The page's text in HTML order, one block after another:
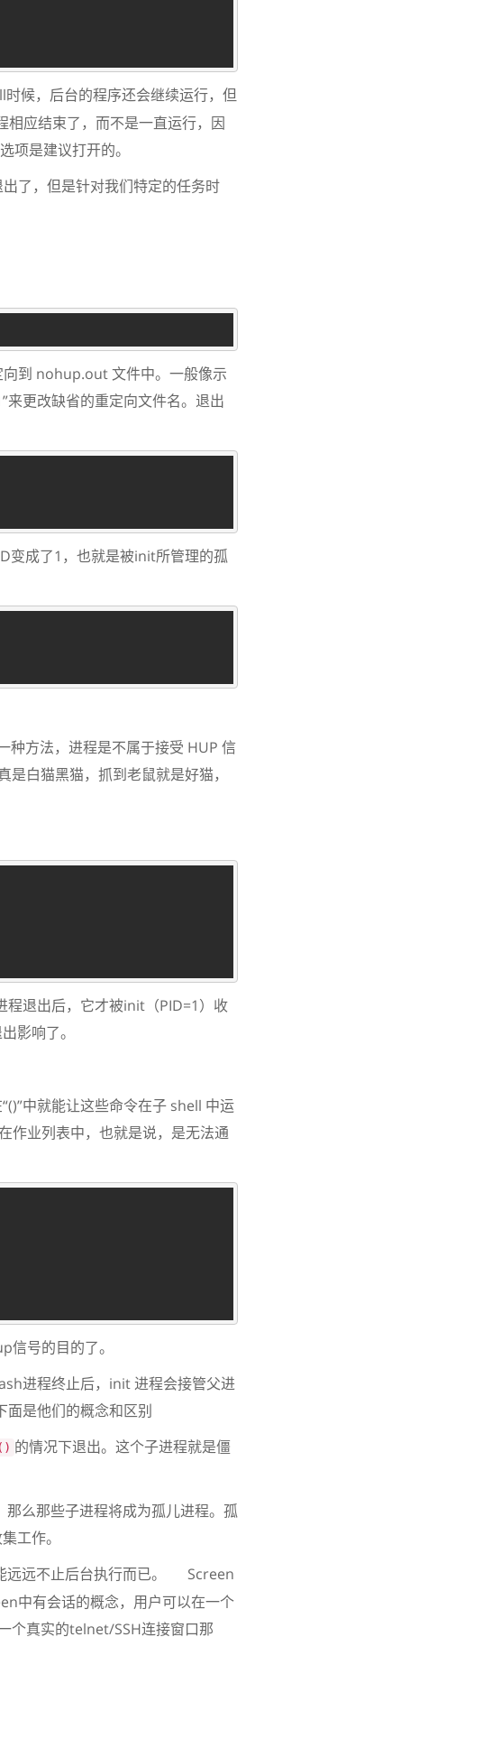
候，后台的程序还会继续运行，但
应结束了，而不是一直运行，因
项是建议打开的。
了，但是针对我们特定的任务时
到 nohup.out 文件中。一般像示
来更改缺省的重定向文件名。退出
变成了1，也就是被init所管理的孤
方法，进程是不属于接受 HUP 信
白猫黑猫，抓到老鼠就是好猫，
退出后，它才被init（PID=1）收
影响了。
中就能让这些命令在子 shell 中运
作业列表中，也就是说，是无法通
号的目的了。
进程终止后，init 进程会接管父进
面是他们的概念和区别
的情况下退出。这个子进程就是僵
么那些子进程将成为孤儿进程。孤
工作。
远远不止后台执行而已。 Screen
中有会话的概念，用户可以在一个
个真实的telnet/SSH连接窗口那